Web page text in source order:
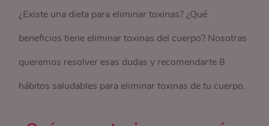
¿Existe una dieta para eliminar toxinas? ¿Qué
beneficios tiene eliminar toxinas del cuerpo? Nosotras
queremos resolver esas dudas y recomendarte 8
hábitos saludables para eliminar toxinas de tu cuerpo.